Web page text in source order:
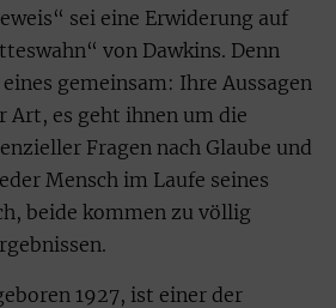
sei eine Erwiderung auf
von Dawkins. Denn
gemeinsam: Ihre Aussagen
Art, es geht ihnen um die
Fragen nach Glaube und
Mensch im Laufe seines
beide kommen zu völlig
1927, ist einer der